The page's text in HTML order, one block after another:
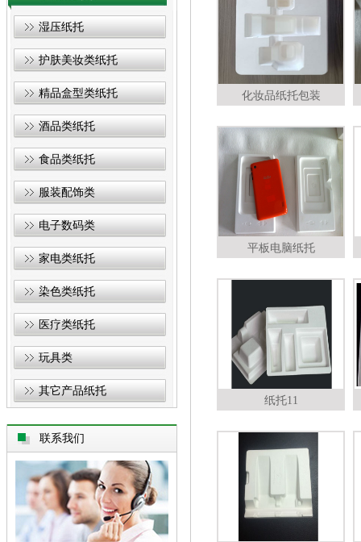
湿压纸托
护肤美妆类纸托
精品盒型类纸托
酒品类纸托
食品类纸托
服装配饰类
电子数码类
家电类纸托
染色类纸托
医疗类纸托
玩具类
其它产品纸托
联系我们
化妆品纸托包装
平板电脑纸托
纸托11